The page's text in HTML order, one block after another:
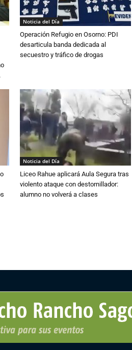
Noticia del Día
Operación Refugio en Osorno: PDI
desarticula banda dedicada al
secuestro y tráfico de drogas
Noticia del Día
Liceo Rahue aplicará Aula Segura tras
violento ataque con destornillador:
alumno no volverá a clases